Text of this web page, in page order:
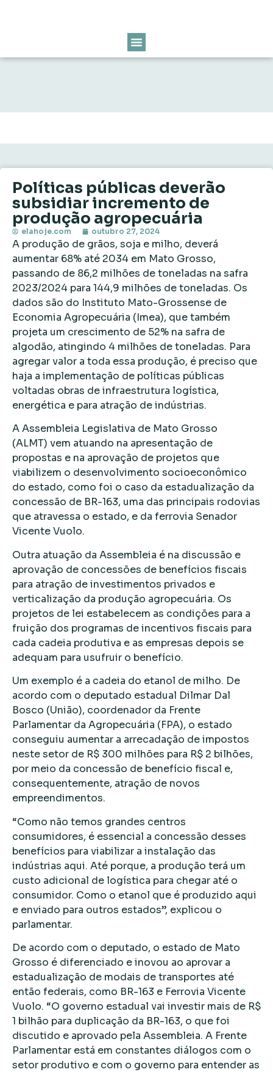
Políticas públicas deverão
subsidiar incremento de
produção agropecuária
elahoje.com outubro 27, 2024
A produção de grãos, soja e milho, deverá
aumentar 68% até 2034 em Mato Grosso,
passando de 86,2 milhões de toneladas na safra
2023/2024 para 144,9 milhões de toneladas. Os
dados são do Instituto Mato-Grossense de
Economia Agropecuária (Imea), que também
projeta um crescimento de 52% na safra de
algodão, atingindo 4 milhões de toneladas. Para
agregar valor a toda essa produção, é preciso que
haja a implementação de políticas públicas
voltadas obras de infraestrutura logística,
energética e para atração de indústrias.
A Assembleia Legislativa de Mato Grosso
(ALMT) vem atuando na apresentação de
propostas e na aprovação de projetos que
viabilizem o desenvolvimento socioeconômico
do estado, como foi o caso da estadualização da
concessão de BR-163, uma das principais rodovias
que atravessa o estado, e da ferrovia Senador
Vicente Vuolo.
Outra atuação da Assembleia é na discussão e
aprovação de concessões de benefícios fiscais
para atração de investimentos privados e
verticalização da produção agropecuária. Os
projetos de lei estabelecem as condições para a
fruição dos programas de incentivos fiscais para
cada cadeia produtiva e as empresas depois se
adequam para usufruir o benefício.
Um exemplo é a cadeia do etanol de milho. De
acordo com o deputado estadual Dilmar Dal
Bosco (União), coordenador da Frente
Parlamentar da Agropecuária (FPA), o estado
conseguiu aumentar a arrecadação de impostos
neste setor de R$ 300 milhões para R$ 2 bilhões,
por meio da concessão de benefício fiscal e,
consequentemente, atração de novos
empreendimentos.
“Como não temos grandes centros
consumidores, é essencial a concessão desses
benefícios para viabilizar a instalação das
indústrias aqui. Até porque, a produção terá um
custo adicional de logística para chegar até o
consumidor. Como o etanol que é produzido aqui
e enviado para outros estados”, explicou o
parlamentar.
De acordo com o deputado, o estado de Mato
Grosso é diferenciado e inovou ao aprovar a
estadualização de modais de transportes até
então federais, como BR-163 e Ferrovia Vicente
Vuolo. “O governo estadual vai investir mais de R$
1 bilhão para duplicação da BR-163, o que foi
discutido e aprovado pela Assembleia. A Frente
Parlamentar está em constantes diálogos com o
setor produtivo e com o governo para entender as